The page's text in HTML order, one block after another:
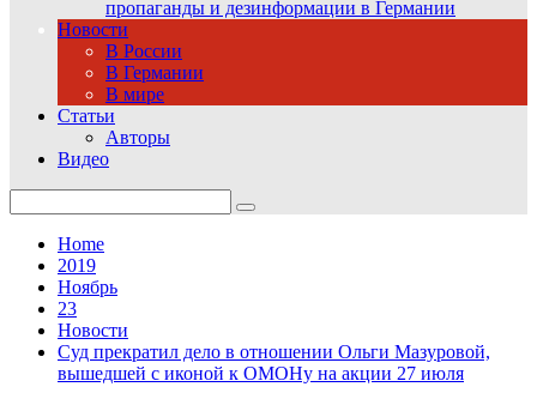
пропаганды и дезинформации в Германии
Новости
В России
В Германии
В мире
Статьи
Авторы
Видео
for:
Home
2019
Ноябрь
23
Новости
Суд прекратил дело в отношении Ольги Мазуровой,
вышедшей с иконой к ОМОНу на акции 27 июля